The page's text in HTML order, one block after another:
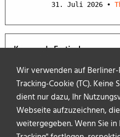
Wir verwenden auf
Tracking-Cookie (TC). Keine
dient nur dazu, Ihr
Webseite aufzuzeichnen,
weitergegeben. Wenn Sie
31. Juli 2026 •
Kommende Festivals